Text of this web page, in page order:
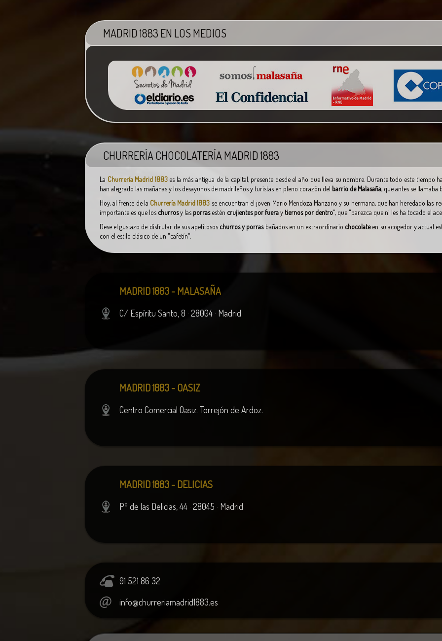
MADRID 1883 EN LOS MEDIOS
CHURRERÍACHOCOLATERÍAMADRID 1883
La Churrería Madrid 1883es la más antigua de la capital, presente desde el año que lleva su nombre. Durante todo este tiempo
han alegrado las mañanas y los desayunos de madrileños y turistas en pleno corazón del barrio de Malasaña, que antes se llamaba
Hoy, al frente de la Churrería Madrid 1883 se encuentran el joven Mario Mendoza Manzano y su hermana, que han heredado las
importante es que los churrosy las porrasestén crujientes por fueray tiernos por dentro", que "parezca que ni les ha tocado el
Dese el gustazo de disfrutar de sus apetitosos churros y porrasbañados en un extraordinario chocolateen su acogedor y actual
con el estilo clásico de un "cafetín".
MADRID 1883 - MALASAÑA
C/ Espíritu Santo, 8 · 28004 · Madrid
MADRID 1883 - OASIZ
Centro Comercial Oasiz. Torrejón de Ardoz.
MADRID 1883 - DELICIAS
Pº de las Delicias, 44 · 28045 · Madrid
91 521 86 32
info@churreriamadrid1883.es